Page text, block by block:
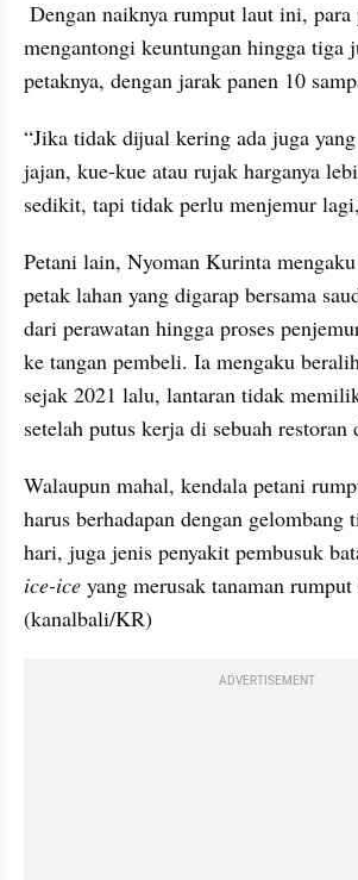
mengantongi keuntungan hingga tiga
petaknya, dengan jarak panen 10
“Jika tidak dijual kering ada juga
jajan, kue-kue atau rujak harganya
sedikit, tapi tidak perlu menjemur
Petani lain, Nyoman Kurinta
petak lahan yang digarap bersama
dari perawatan hingga proses
ke tangan pembeli. Ia mengaku
sejak 2021 lalu, lantaran tidak
setelah putus kerja di sebuah
Walaupun mahal, kendala petani
harus berhadapan dengan gelombang
hari, juga jenis penyakit pembusuk
ice-ice yang merusak tanaman rumput
(kanalbali/KR)
ADVERTISEMENT